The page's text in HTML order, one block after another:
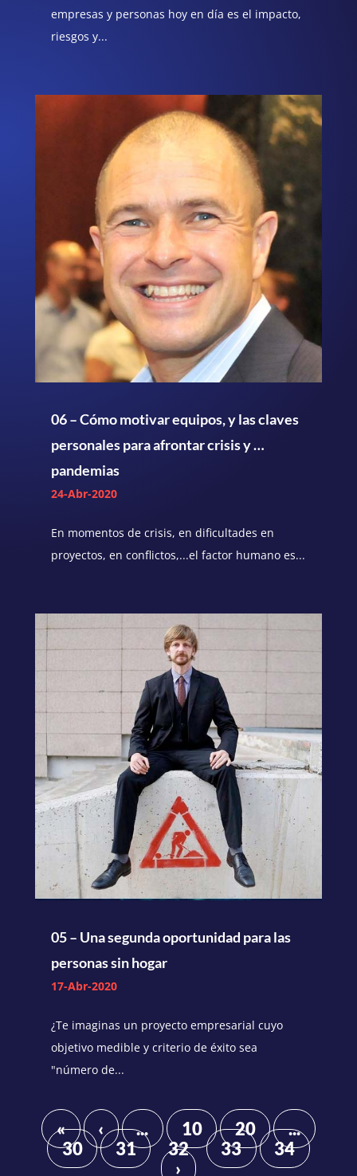
empresas y personas hoy en día es el impacto,
riesgos y...
06 – Cómo motivar equipos, y las claves
personales para afrontar crisis y …
pandemias
24-Abr-2020
En momentos de crisis, en dificultades en
proyectos, en conflictos,...el factor humano es...
05 – Una segunda oportunidad para las
personas sin hogar
17-Abr-2020
¿Te imaginas un proyecto empresarial cuyo
objetivo medible y criterio de éxito sea
"número de...
« ‹ ... 10 20
...
30
31 32 33
34
›